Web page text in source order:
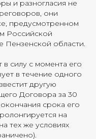
и разногласия не
они
предусмотренном
Российской
Пензенской области.
в силу с момента его
в течение одного
другую
Договора за 30
срока его
на
тех же условиях